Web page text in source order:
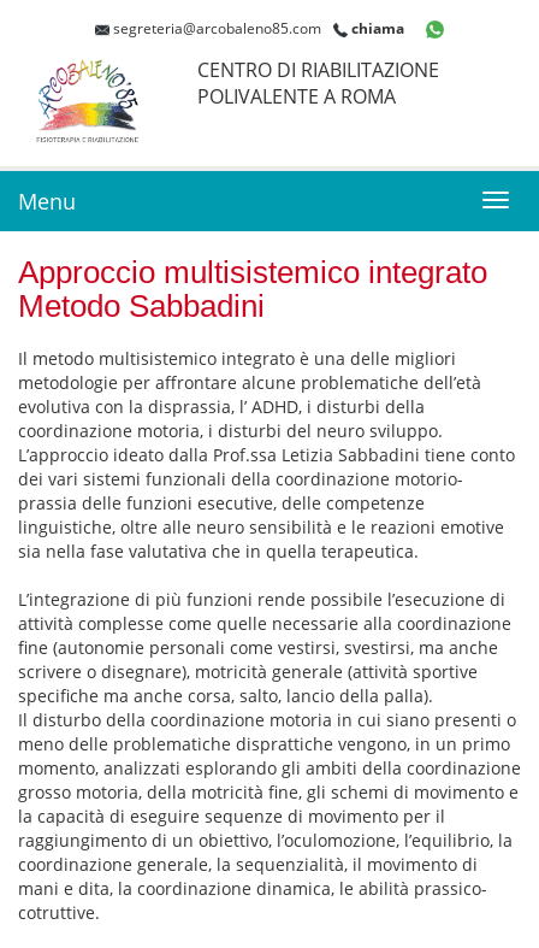
segreteria@arcobaleno85.com chiama
CENTRO DI RIABILITAZIONE
POLIVALENTE A ROMA
Menu
Approccio multisistemico integrato
Metodo Sabbadini
Il metodo multisistemico integrato è una delle migliori
metodologie per affrontare alcune problematiche dell’età
evolutiva con la disprassia, l’ ADHD, i disturbi della
coordinazione motoria, i disturbi del neuro sviluppo.
L’approccio ideato dalla Prof.ssa Letizia Sabbadini tiene conto
dei vari sistemi funzionali della coordinazione motorio-
prassia delle funzioni esecutive, delle competenze
linguistiche, oltre alle neuro sensibilità e le reazioni emotive
sia nella fase valutativa che in quella terapeutica.
L’integrazione di più funzioni rende possibile l’esecuzione di
attività complesse come quelle necessarie alla coordinazione
fine (autonomie personali come vestirsi, svestirsi, ma anche
scrivere o disegnare), motricità generale (attività sportive
specifiche ma anche corsa, salto, lancio della palla).
Il disturbo della coordinazione motoria in cui siano presenti o
meno delle problematiche disprattiche vengono, in un primo
momento, analizzati esplorando gli ambiti della coordinazione
grosso motoria, della motricità fine, gli schemi di movimento e
la capacità di eseguire sequenze di movimento per il
raggiungimento di un obiettivo, l’oculomozione, l’equilibrio, la
coordinazione generale, la sequenzialità, il movimento di
mani e dita, la coordinazione dinamica, le abilità prassico-
cotruttive.